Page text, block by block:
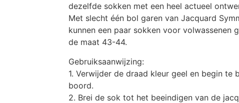
dezelfde sokken met een heel actueel
Met slecht één bol garen van Jacquard
kunnen een paar sokken voor volwassenen
de maat 43-44.
Gebruiksaanwijzing:
1. Verwijder de draad kleur geel en begin te
boord.
2. Brei de sok tot het beeindigen van de